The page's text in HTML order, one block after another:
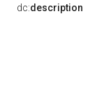
dc:description